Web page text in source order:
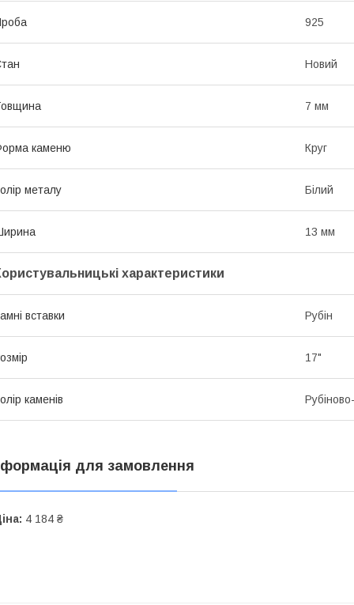
925
Новий
7 мм
каменю Круг
металу Білий
13 мм
характеристики
вставки Рубін
17"
каменів
для замовлення
4 184 ₴